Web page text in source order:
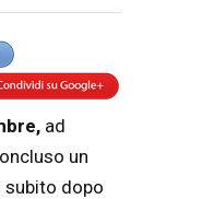
ad
un
dopo